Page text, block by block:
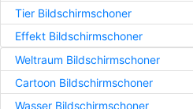
Tier Bildschirmschoner
Effekt Bildschirmschoner
Weltraum Bildschirmschoner
Cartoon Bildschirmschoner
Wasser Bildschirmschoner